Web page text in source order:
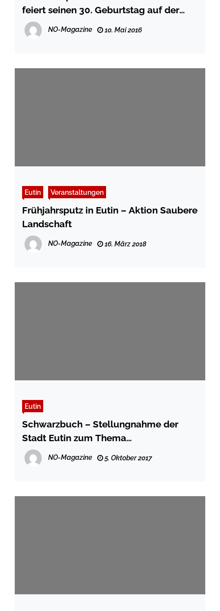
feiert seinen 30. Geburtstag auf der
LGS Eutin
NO-Magazine 10. Mai 2016
Eutin Veranstaltungen
Frühjahrsputz in Eutin – Aktion Saubere
Landschaft
NO-Magazine 16. März 2018
Eutin
Schwarzbuch – Stellungnahme der
Stadt Eutin zum Thema
Landesgartenschau
NO-Magazine 5. Oktober 2017